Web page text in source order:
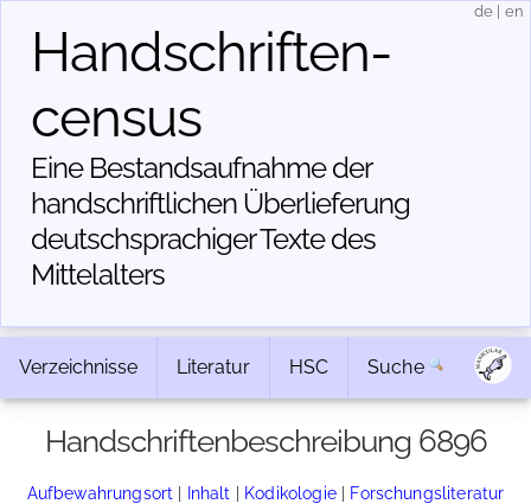
Handschriften­
census
Eine Bestandsaufnahme der
handschriftlichen Über­lieferung
deutschsprachiger Texte des
Mittelalters
de en
Verzeichnisse Literatur HSC Suche
Handschriftenbeschreibung 6896
Aufbewahrungsort | Inhalt | Kodikologie| Forschungsliteratur